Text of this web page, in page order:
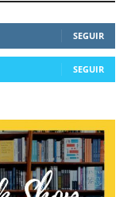
SEGUIR
SEGUIR